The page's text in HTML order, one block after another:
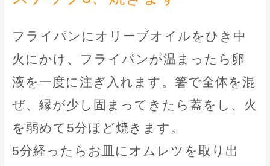
フライパンにオリーブオイルをひき中
火にかけ、フライパンが温まったら卵
液を一度に注ぎ入れます。箸で全体を混
ぜ、縁が少し固まってきたら蓋をし、火
を弱めて5分ほど焼きます。
5分経ったらお皿にオムレツを取り出